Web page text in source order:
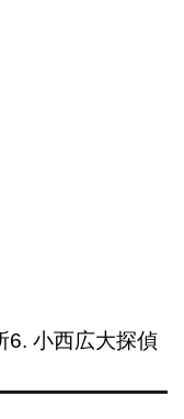
6. 小西広大探偵